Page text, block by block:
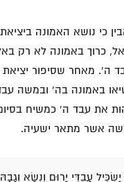
כי נושא האמונה
כרוך באמונה לא רק
ה'. מאחר שסיפור יציאת
את עבד ה' כמשיח
אשר מתאר ישעיה.
עַבְדִּי יָרוּם וְנִשָּׂא